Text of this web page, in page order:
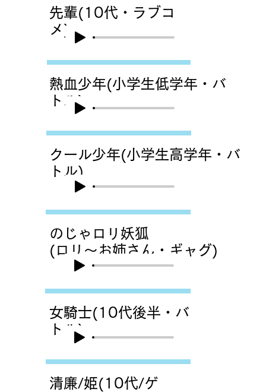
先輩(10代・ラブコ
メ)
熱血少年(小学生低学年・バ
トル)
クール少年(小学生高学年・バ
トル)
のじゃロリ妖狐
(ロリ〜お姉さん・ギャグ)
女騎士(10代後半・バ
トル)
清廉/姫(10代/ゲ